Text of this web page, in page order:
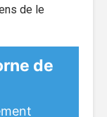
de le